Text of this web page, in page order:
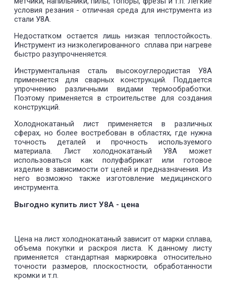
условия резания - отличная среда для инструмента из
стали У8А.
Недостатком остается лишь низкая теплостойкость.
Инструмент из низколегированного сплава при нагреве
быстро разупрочненяется.
Инструментальная сталь высокоуглеродистая У8А
применяется для сварных конструкций. Поддается
упрочнению различными видами термообработки.
Поэтому применяется в строительстве для создания
конструкций.
Холоднокатаный лист применяется в различных
сферах, но более востребован в областях, где нужна
точность деталей и прочность используемого
материала. Лист холоднокатаный У8А может
использоваться как полуфабрикат или готовое
изделие в зависимости от целей и предназначения. Из
него возможно также изготовление медицинского
инструмента.
Выгодно купить лист У8А - цена
Цена на лист холоднокатаный зависит от марки сплава,
объема покупки и раскроя листа. К данному листу
применяется стандартная маркировка относительно
точности размеров, плоскостности, обработанности
кромки и т.п.